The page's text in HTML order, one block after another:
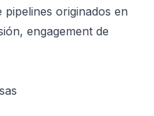
originados en
engagement de